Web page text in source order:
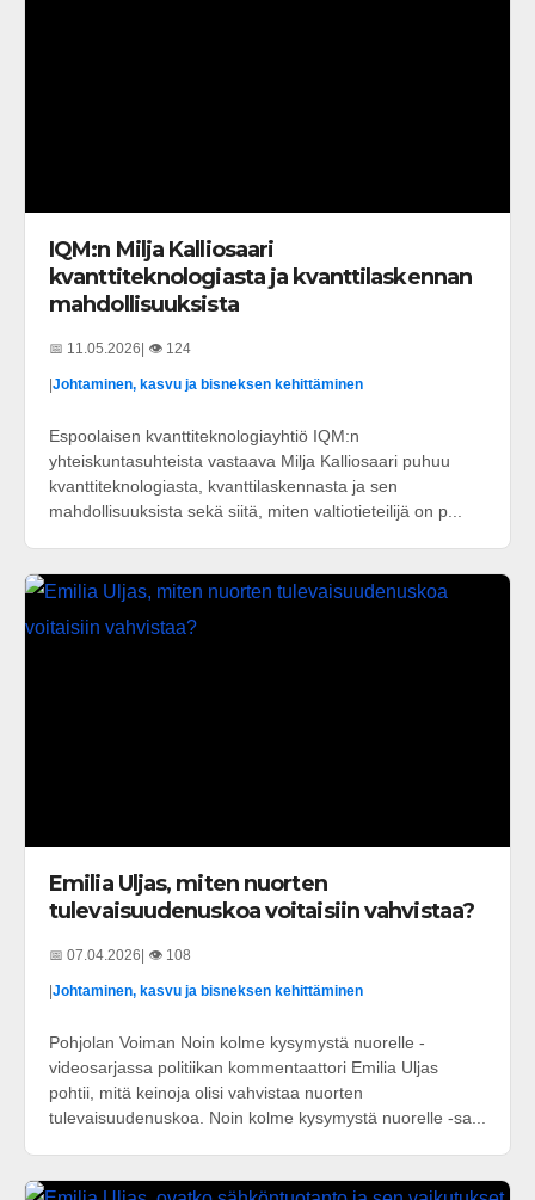
IQM:n Milja Kalliosaari
kvanttiteknologiasta ja kvanttilaskennan
mahdollisuuksista
📅 11.05.2026| 👁️ 124
|Johtaminen, kasvu ja bisneksen kehittäminen
Espoolaisen kvanttiteknologiayhtiö IQM:n
yhteiskuntasuhteista vastaava Milja Kalliosaari puhuu
kvanttiteknologiasta, kvanttilaskennasta ja sen
mahdollisuuksista sekä siitä, miten valtiotieteilijä on p...
Emilia Uljas, miten nuorten
tulevaisuudenuskoa voitaisiin vahvistaa?
📅 07.04.2026 | 👁️ 108
Johtaminen, kasvu ja bisneksen kehittäminen
Pohjolan Voiman Noin kolme kysymystä nuorelle -
videosarjassa politiikan kommentaattori Emilia Uljas
pohtii, mitä keinoja olisi vahvistaa nuorten
tulevaisuudenuskoa. Noin kolme kysymystä nuorelle -sa...